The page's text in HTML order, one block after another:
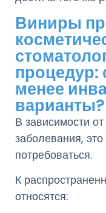
Виниры
процедур:
менее
варианты?
В зависимости
заболевания,
потребоваться.
К
относятся: